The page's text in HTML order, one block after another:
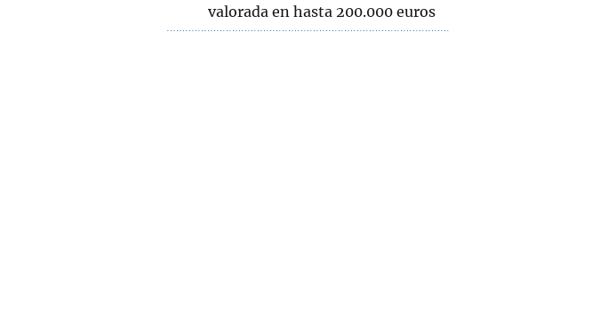
valorada en hasta 200.000 euros